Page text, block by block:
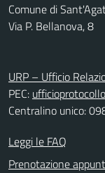
Comune di
Via P. Bellanova, 8
URP – Ufficio
PEC:
Centralino unico:
Leggi le FAQ
Prenotazione